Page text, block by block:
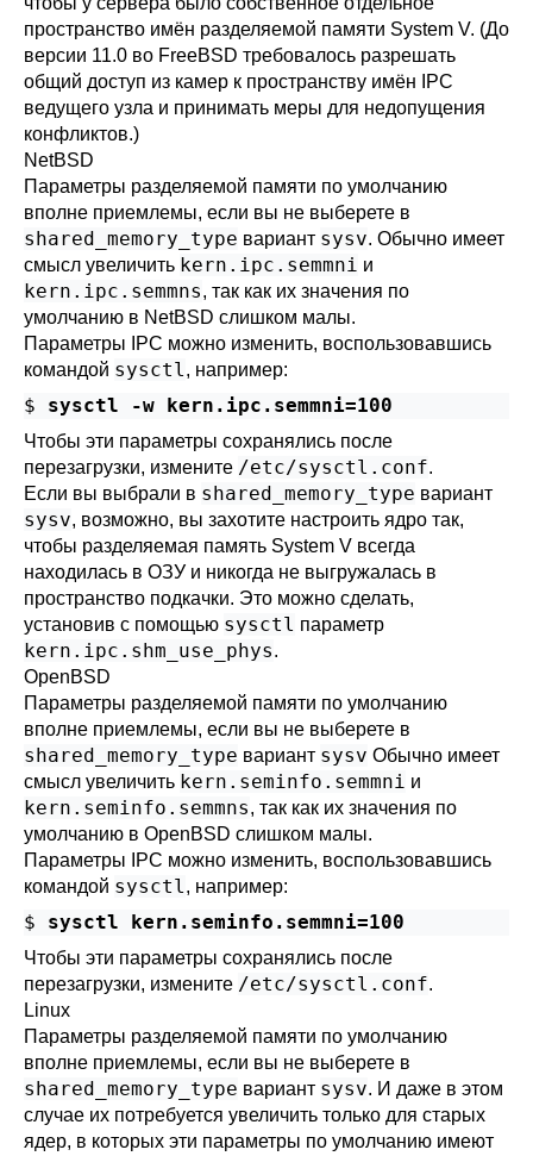
пространство имён разделяемой памяти System V. (До
версии 11.0 во FreeBSD требовалось разрешать
общий доступ из камер к пространству имён IPC
ведущего узла и принимать меры для недопущения
конфликтов.)
NetBSD
Параметры разделяемой памяти по умолчанию
вполне приемлемы, если вы не выберете в
shared_memory_type вариант sysv. Обычно имеет
смысл увеличить kern.ipc.semmni и
kern.ipc.semmns, так как их значения по
умолчанию в NetBSD слишком малы.
Параметры IPC можно изменить, воспользовавшись
командой sysctl, например:
$ sysctl -w kern.ipc.semmni=100
Чтобы эти параметры сохранялись после
перезагрузки, измените /etc/sysctl.conf.
Если вы выбрали в shared_memory_type вариант
sysv, возможно, вы захотите настроить ядро так,
чтобы разделяемая память System V всегда
находилась в ОЗУ и никогда не выгружалась в
пространство подкачки. Это можно сделать,
установив с помощью sysctl параметр
kern.ipc.shm_use_phys.
OpenBSD
Параметры разделяемой памяти по умолчанию
вполне приемлемы, если вы не выберете в
shared_memory_type вариант sysv Обычно имеет
смысл увеличить kern.seminfo.semmni и
kern.seminfo.semmns, так как их значения по
умолчанию в OpenBSD слишком малы.
Параметры IPC можно изменить, воспользовавшись
командой sysctl, например:
$ sysctl kern.seminfo.semmni=100
Чтобы эти параметры сохранялись после
перезагрузки, измените /etc/sysctl.conf.
Linux
Параметры разделяемой памяти по умолчанию
вполне приемлемы, если вы не выберете в
shared_memory_type вариант sysv. И даже в этом
случае их потребуется увеличить только для старых
ядер, в которых эти параметры по умолчанию имеют